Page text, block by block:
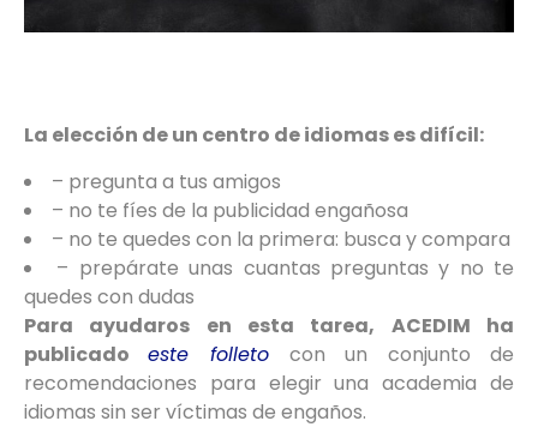
La elección de un centro de idiomas es difícil:
– pregunta a tus amigos
– no te fíes de la publicidad engañosa
– no te quedes con la primera: busca y compara
– prepárate unas cuantas preguntas y no te
quedes con dudas
Para ayudaros en esta tarea, ACEDIM ha
publicadoeste folleto
con un conjunto de
recomendaciones para elegir una academia de
idiomas sin ser víctimas de engaños.